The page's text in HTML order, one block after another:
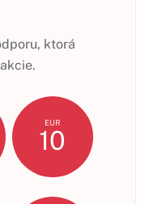
ktorá
EUR
10